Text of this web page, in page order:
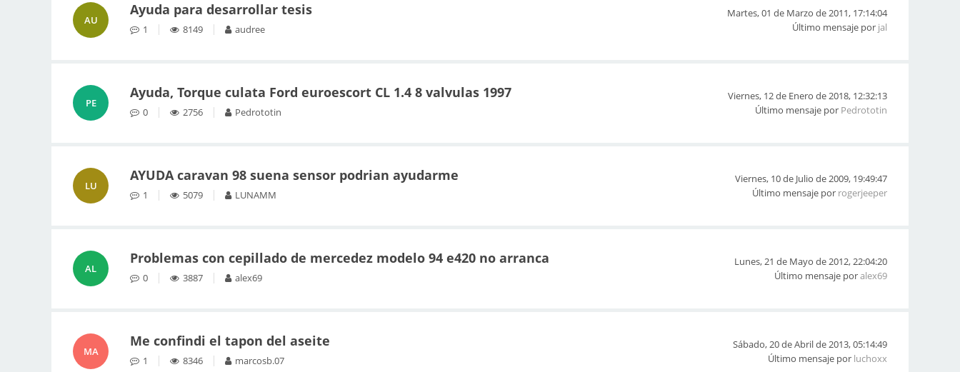
AU
Ayuda para desarrollar tesis
1 8149 audree
Martes, 01 de Marzo de 2011, 17:14:04
Último mensaje por jal
PE
Ayuda, Torque culata Ford euroescort CL 1.4 8 valvulas 1997
0 2756 Pedrototin
Viernes, 12 de Enero de 2018, 12:32:13
Último mensaje por Pedrototin
LU
AYUDA caravan 98 suena sensor podrian ayudarme
1 5079 LUNAMM
Viernes, 10 de Julio de 2009, 19:49:47
Último mensaje por rogerjeeper
AL
Problemas con cepillado de mercedez modelo 94 e420 no arranca
0 3887 alex69
Lunes, 21 de Mayo de 2012, 22:04:20
Último mensaje poralex69
MA
Me confindi el tapon del aseite
1 8346 marcosb.07
Sábado, 20 de Abril de 2013, 05:14:49
Último mensaje por luchoxx